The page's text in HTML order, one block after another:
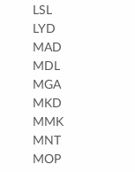
LSL
LYD
MAD
MDL
MGA
MKD
MMK
MNT
MOP